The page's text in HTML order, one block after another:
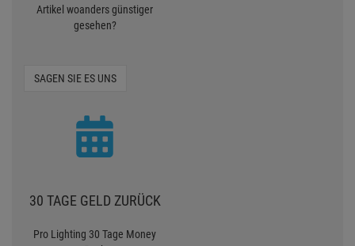
Artikel woanders günstiger
gesehen?
SAGEN SIE ES UNS
30 TAGE GELD ZURÜCK
Pro Lighting 30 Tage Money